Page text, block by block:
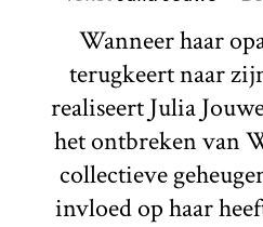
Wanneer haar
terugkeert naar
realiseert Julia
het ontbreken van
collectieve
invloed op haar